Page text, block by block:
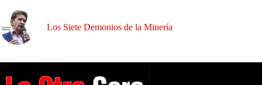
Los Siete Demonios de la Minería